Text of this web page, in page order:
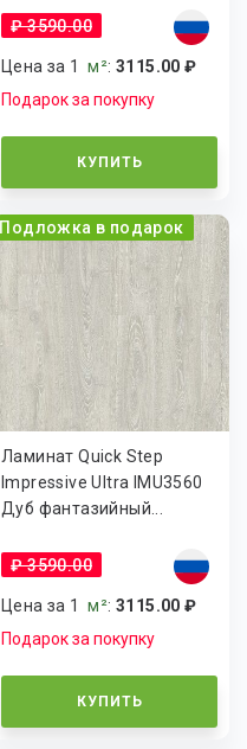
₽ 3590.00
Цена за 1м²:3115.00 ₽
Подарок за покупку
КУПИТЬ
Подложка в подарок
Ламинат Quick Step
Impressive Ultra IMU3560
Дуб фантазийный...
₽ 3590.00
Цена за 1м²:3115.00 ₽
Подарок за покупку
КУПИТЬ